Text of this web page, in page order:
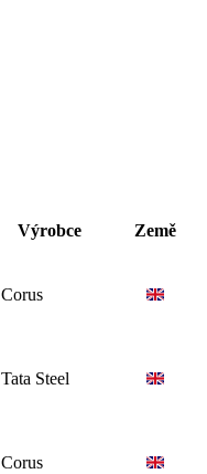
Výrobce Země
Corus
Tata Steel
Corus